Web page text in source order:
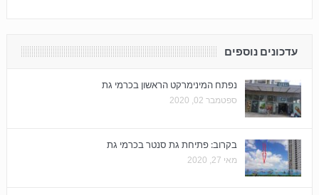
עדכונים נוספים
נפתח המינימרקט הראשון בכרמי גת
ספטמבר 02, 2020
בקרוב: פתיחת גת סנטר בכרמי גת
מאי 27, 2020